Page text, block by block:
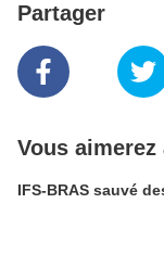
Partager
Vous aimerez
IFS-BRAS sauvé